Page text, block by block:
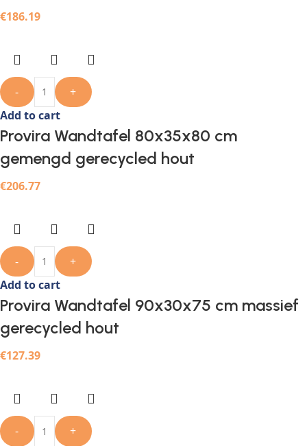
€186.19
-
+
Add to cart
Provira Wandtafel 80x35x80 cm
gemengd gerecycled hout
€206.77
-
+
Add to cart
Provira Wandtafel 90x30x75 cm massief
gerecycled hout
€127.39
-
+